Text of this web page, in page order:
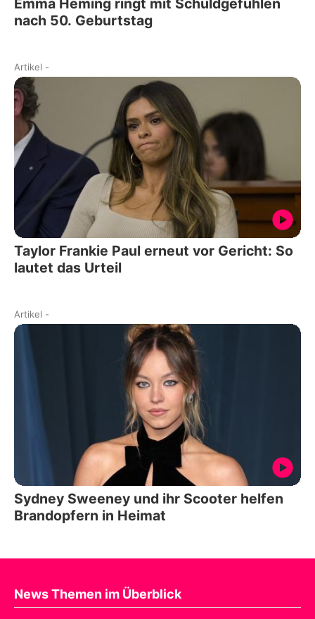
Emma Heming ringt mit Schuldgefühlen
nach 50. Geburtstag
Artikel -
Taylor Frankie Paul erneut vor Gericht: So
lautet das Urteil
Artikel -
Sydney Sweeney und ihr Scooter helfen
Brandopfern in Heimat
News Themen im Überblick